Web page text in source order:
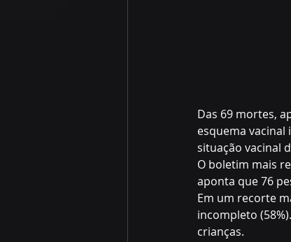
Das 69 mortes,
esquema
situação vacinal
O boletim mais
aponta que 76
Em um recorte
incompleto
crianças.